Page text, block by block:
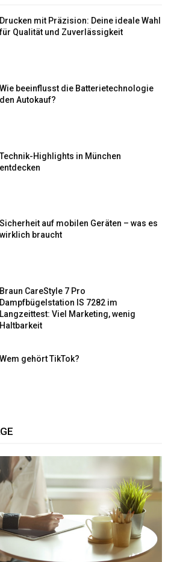
Drucken mit Präzision: Deine ideale Wahl
für Qualität und Zuverlässigkeit
Wie beeinflusst die Batterietechnologie
den Autokauf?
Technik-Highlights in München
entdecken
Sicherheit auf mobilen Geräten – was es
wirklich braucht
Braun CareStyle 7 Pro
Dampfbügelstation IS 7282 im
Langzeittest: Viel Marketing, wenig
Haltbarkeit
Wem gehört TikTok​?